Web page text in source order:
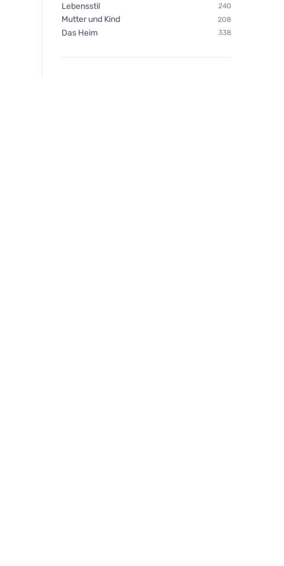
Lebensstil 240
Mutter und Kind 208
Das Heim 338